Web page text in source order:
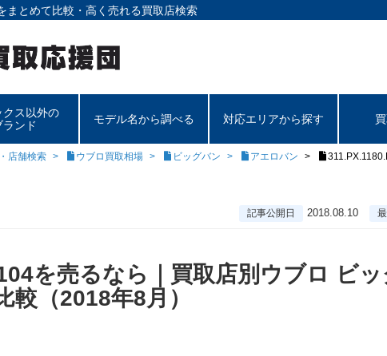
まとめて比較・高く売れる買取店検索
クス以外の
ランド
モデル名から調べる 対応エリアから探す
店舗検索 ウブロ買取相場 ビッグバン アエロバン
記事公開日 2018.08.10
を売るなら｜買取店別ウブロ ビ
較（2018年8月）